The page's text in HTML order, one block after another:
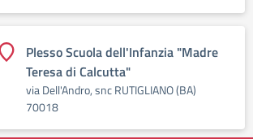
Plesso Scuola dell'Infanzia "Madre
Teresa di Calcutta"
via Dell'Andro, snc RUTIGLIANO (BA)
70018